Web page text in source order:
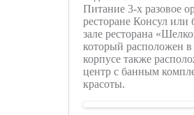
Питание 3-х разовое
ресторане Консул или
зале ресторана
который расположен в
корпусе также
центр с банным
красоты.